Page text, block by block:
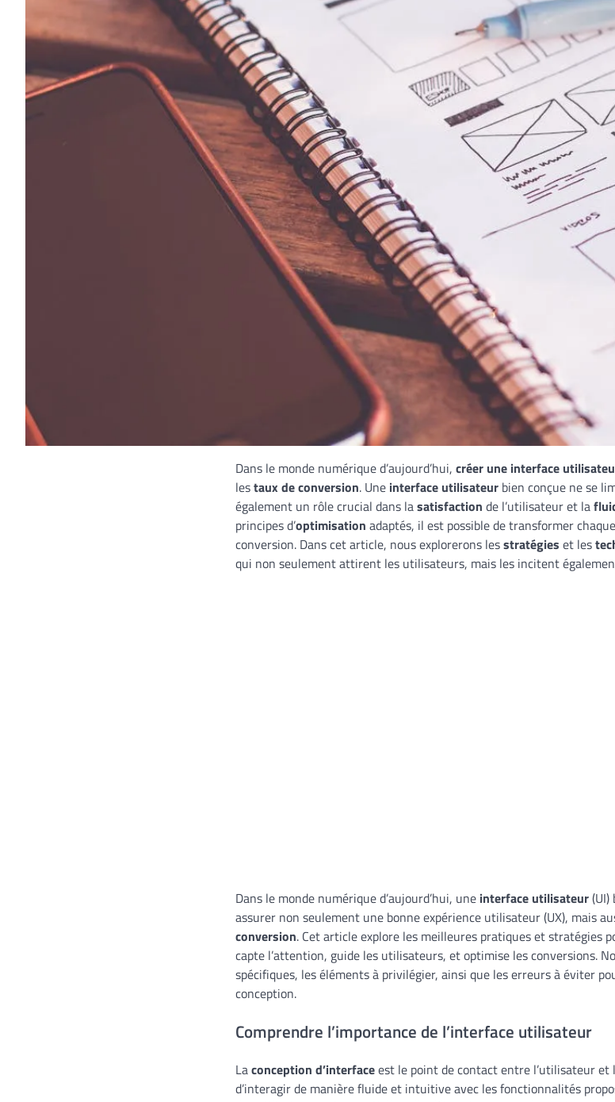
Dans le monde numérique d’aujourd’hui, créer une interface
lestaux de conversion. Une interface utilisateur bien conçue ne se
également un rôle crucial dans lasatisfaction de l’utilisateur et la
principes d’optimisation adaptés, il est possible de transformer
conversion. Dans cet article, nous explorerons lesstratégies et les
qui non seulement attirent les utilisateurs, mais les incitent
Dans le monde numérique d’aujourd’hui, une interface utilisateur
assurer non seulement une bonne expérience utilisateur (UX), mais
conversion. Cet article explore les meilleures pratiques et stratégies
capte l’attention, guide les utilisateurs, et optimise les conversions.
spécifiques, les éléments à privilégier, ainsi que les erreurs à éviter
conception.
Comprendre l’importance de l’interface utilisateur
Laconception d’interfaceest le point de contact entre l’utilisateur et
d’interagir de manière fluide et intuitive avec les fonctionnalités